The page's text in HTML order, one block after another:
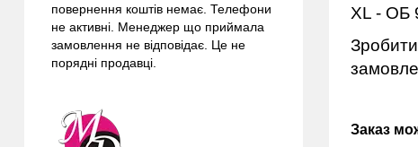
повернення коштів немає. Телефони
не активні. Менеджер що приймала
замовлення не відповідає. Це не
порядні продавці.
XL - ОБ
Заказ